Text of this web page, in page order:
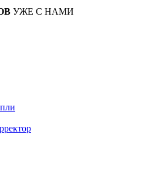
УЖЕ С НАМИ